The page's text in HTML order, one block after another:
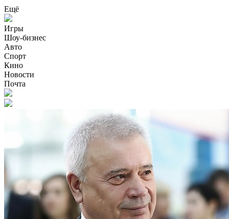
Ещё
Игры
Шоу-бизнес
Авто
Спорт
Кино
Новости
Почта